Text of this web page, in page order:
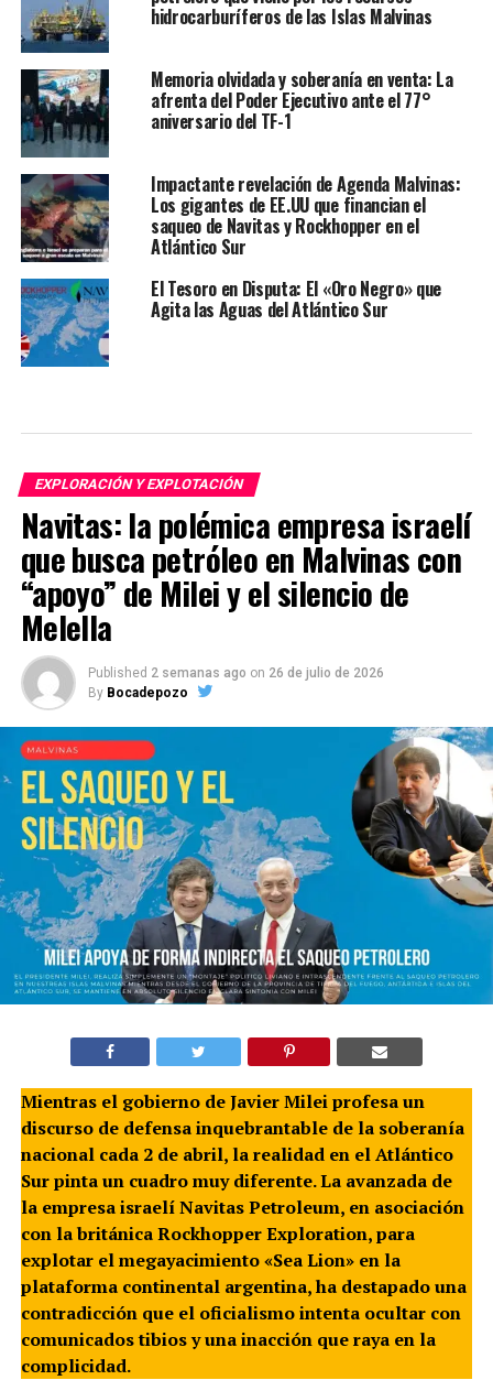
hidrocarburíferos de las Islas Malvinas
Memoria olvidada y soberanía en venta: La
afrenta del Poder Ejecutivo ante el 77°
aniversario del TF-1
Impactante revelación de Agenda Malvinas:
Los gigantes de EE.UU que financian el
saqueo de Navitas y Rockhopper en el
Atlántico Sur
El Tesoro en Disputa: El «Oro Negro» que
Agita las Aguas del Atlántico Sur
EXPLORACIÓN Y EXPLOTACIÓN
Navitas: la polémica empresa israelí
que busca petróleo en Malvinas con
“apoyo” de Milei y el silencio de
Melella
Published 2 semanas ago on 26 de julio de 2026
By Bocadepozo
Mientras el gobierno de Javier Milei profesa un
discurso de defensa inquebrantable de la soberanía
nacional cada 2 de abril, la realidad en el Atlántico
Sur pinta un cuadro muy diferente. La avanzada de
la empresa israelí Navitas Petroleum, en asociación
con la británica Rockhopper Exploration, para
explotar el megayacimiento «Sea Lion» en la
plataforma continental argentina, ha destapado una
contradicción que el oficialismo intenta ocultar con
comunicados tibios y una inacción que raya en la
complicidad.